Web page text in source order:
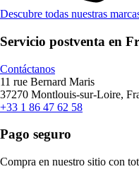
Descubre todas nuestras
Servicio postventa en
Contáctanos
11 rue Bernard Maris
37270 Montlouis-sur-Loire,
+33 1 86 47 62 58
Pago seguro
Compra en nuestro sitio con